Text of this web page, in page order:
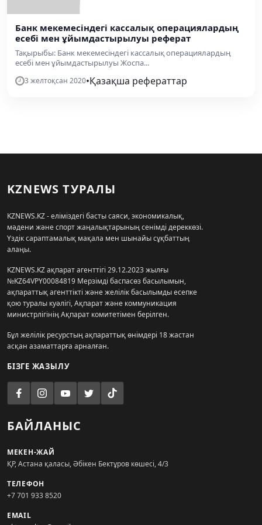
Банк мекемесіндегі кассалық операциялардың
есебі мен ұйымдастырылуы реферат
Тақырыбы: Банк мекемесіндегі кассалық операциялардың
есебі мен ұйымдастырылуы Жоспа...
3 желтоқсан 2020•Қазақша рефераттар
KZNEWS ТУРАЛЫ
KZNEWS.KZ - еліміздегі басты саяси, экономикалық,
мәдени және спорт жаңалықтарының сенімді дереккөзі.
Үздік сараптамалық мақала мен шынайы сұқбаттың
алаңы.
KZNEWS.KZ ақпарат агенттігі 29.12.2023 жылғы
№KZ64VPY00084819 Мерзімді баспасөз басылымын,
ақпараттық агенттікті және желілік басылымды есепке
қою туралы куәлігі, Ақпарат және коммуникация
министрлігінің Ақпарат комитетімен берілген.
Бұл желілік ресурстың ақпараттық өнімдері 18 жастан
асқан азаматтарға арналған.
БІЗГЕ ЖАЗЫЛУ
БАЙЛАНЫС
МЕКЕН-ЖАЙ
ҚР, Астана қаласы, Әбікен Бектұров көшесі, 4/3
ТЕЛЕФОН
+7 701 933 8520
EMAIL